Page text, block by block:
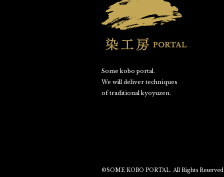
Some kobo portal.
We will deliver techniques
of traditional kyoyuzen.
©SOME KOBO PORTAL. All Rights Reserved.